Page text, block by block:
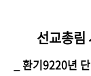
선교총림
_ 환기9220년